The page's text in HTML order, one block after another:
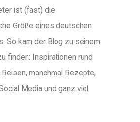
ist (fast) die
Größe eines deutschen
So kam der Blog zu seinem
finden: Inspirationen rund
manchmal Rezepte,
Media und ganz viel